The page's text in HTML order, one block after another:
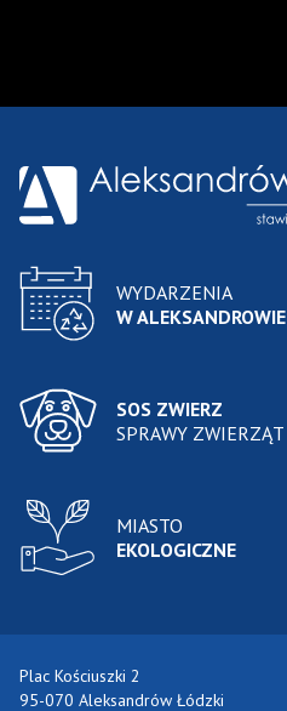
WYDARZENIA
W ALEKSANDROWIE
SOS ZWIERZ
SPRAWY ZWIERZĄT
MIASTO
EKOLOGICZNE
Plac Kościuszki 2
95-070 Aleksandrów Łódzki